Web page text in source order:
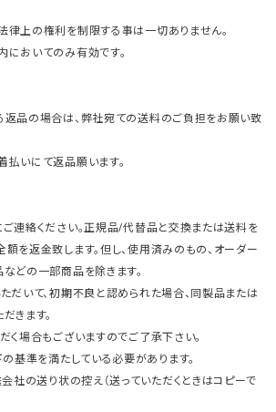
上の権利を制限する事は一切ありません。
おいてのみ有効です。
品の場合は、弊社宛ての送料のご負担をお願い致
いにて返品願います。
連絡ください。正規品/代替品と交換または送料を
を返金致します。但し、使用済みのもの、オーダー
どの一部商品を除きます。
だいて、初期不良と認められた場合、同製品または
きます。
く場合もございますのでご了承下さい。
基準を満たしている必要があります。
会社の送り状の控え（送っていただくときはコピーで